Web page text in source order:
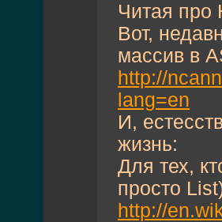
Читая про
Вот,
массив в
http://
lang=en
И,
жизнь:
Для тех,
просто
http://